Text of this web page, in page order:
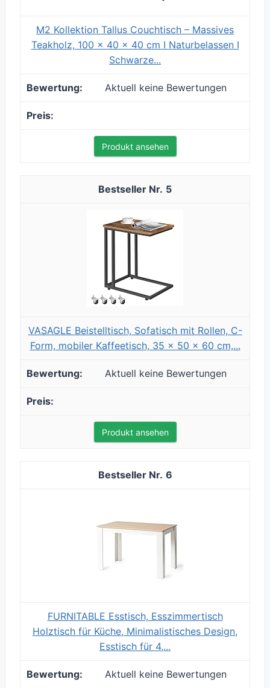
M2 Kollektion Tallus Couchtisch – Massives
Teakholz, 100 x 40 x 40 cm I Naturbelassen I
Schwarze...
Aktuell keine Bewertungen
Produkt ansehen
5
VASAGLE Beistelltisch, Sofatisch mit Rollen, C-
Form, mobiler Kaffeetisch, 35 x 50 x 60 cm,...
Aktuell keine Bewertungen
Produkt ansehen
6
FURNITABLE Esstisch, Esszimmertisch
Holztisch für Küche, Minimalistisches Design,
Esstisch für 4,...
Aktuell keine Bewertungen